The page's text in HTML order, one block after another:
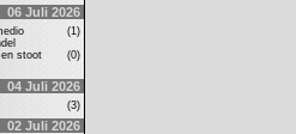
06 Juli 2026
(1)
stoot
(0)
04 Juli 2026
(3)
02 Juli 2026